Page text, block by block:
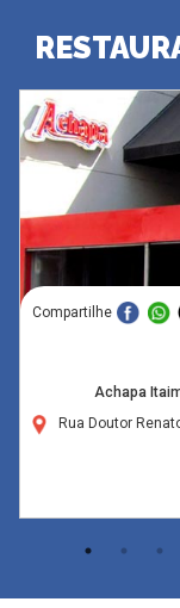
Compartilhe
Achapa
Rua Doutor